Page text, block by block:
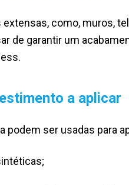
como, muros,
de garantir um
a aplicar
podem ser usadas para